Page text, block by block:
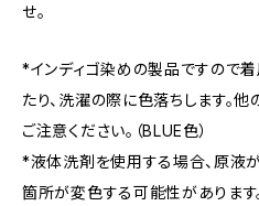
せ。
*インディゴ染めの製品ですので
たり、洗濯の際に色落ちします。
ご注意ください。（BLUE色）
*液体洗剤を使用する場合、原液
箇所が変色する可能性があります